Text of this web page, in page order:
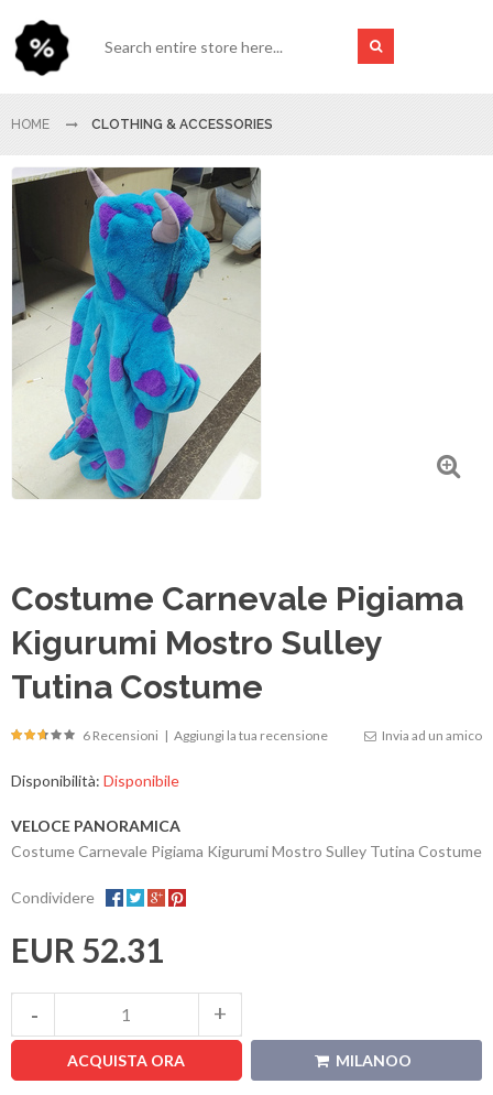
HOME CLOTHING & ACCESSORIES
Costume Carnevale Pigiama
Kigurumi Mostro Sulley
Tutina Costume
6 Recensioni | Aggiungi la tua recensione Invia ad un amico
Disponibilità: Disponibile
VELOCE PANORAMICA
Costume Carnevale Pigiama Kigurumi Mostro Sulley Tutina Costume
Condividere
EUR 52.31
ACQUISTA ORA MILANOO